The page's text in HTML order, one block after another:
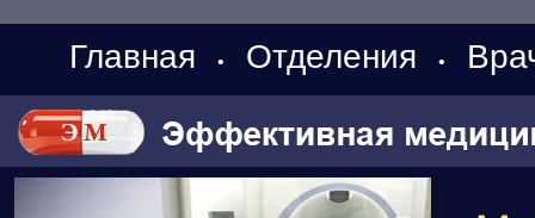
Главная • Отделения •